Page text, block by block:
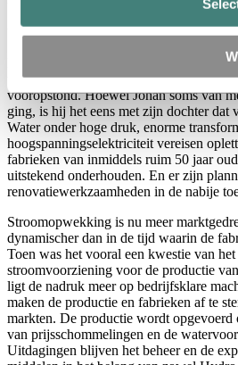
aluminiumproductie
Het waren 25 jaren vol interessante en
taken en grootschalige projecten,
vooropstond. Hoewel Johan soms van
ging, is hij het eens met zijn dochter dat
Water onder hoge druk, enorme
hoogspanningselektriciteit vereisen
fabrieken van inmiddels ruim 50 jaar
uitstekend onderhouden. En er zijn
renovatiewerkzaamheden in de nabije
Stroomopwekking is nu meer
dynamischer dan in de tijd waarin de
Toen was het vooral een kwestie van
stroomvoorziening voor de productie
ligt de nadruk meer op bedrijfsklare
maken de productie en fabrieken af te
markten. De productie wordt opgevoerd
van prijsschommelingen en de
Uitdagingen blijven het beheer en de